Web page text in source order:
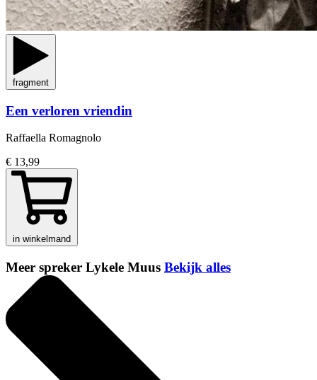
fragment
Een verloren vriendin
Raffaella Romagnolo
€ 13,99
in winkelmand
Meer spreker Lykele Muus Bekijk alles